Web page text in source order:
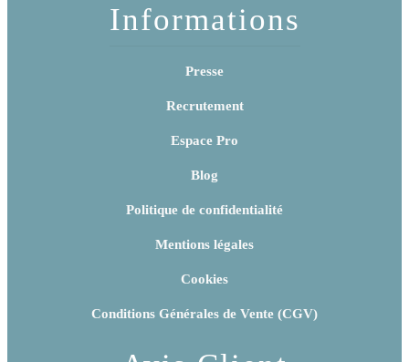
Informations
Presse
Recrutement
Espace Pro
Blog
Politique de confidentialité
Mentions légales
Cookies
Conditions Générales de Vente (CGV)